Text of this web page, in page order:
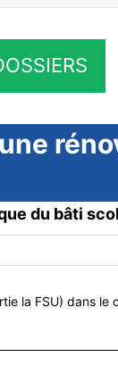
du bâti
la FSU) dans le